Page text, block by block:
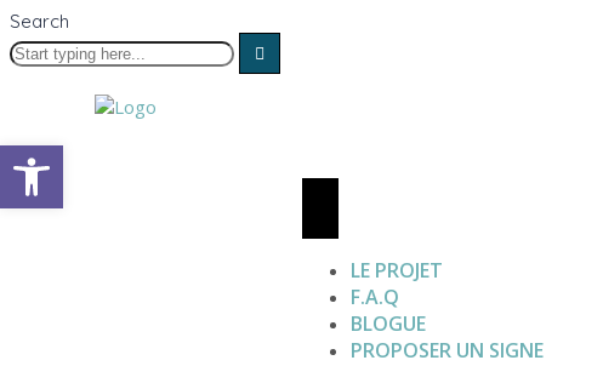
Search
LE PROJET
F.A.Q
BLOGUE
PROPOSER UN SIGNE
Open toolbar